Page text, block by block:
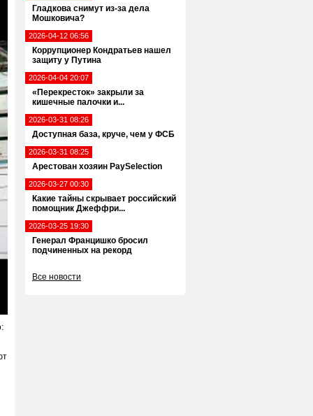
Гладкова снимут из-за дела
Мошковича?
2026-04-12 06:56
Коррупционер Кондратьев нашел
защиту у Путина
2026-04-04 20:07
«Перекресток» закрыли за
кишечные палочки и...
2026-03-31 08:26
Доступная база, круче, чем у ФСБ
2026-03-31 08:25
Арестован хозяин PaySelection
2026-03-27 00:30
Какие тайны скрывает российский
помощник Джеффри...
2026-03-25 19:30
Генерал Францишко бросил
подчиненных на рекорд
Все новости